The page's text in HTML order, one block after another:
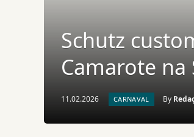
Schutz
Camarote na
11.02.2026 CARNAVAL By